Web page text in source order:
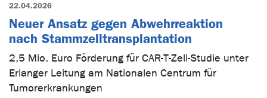
22.04.2026
Neuer Ansatz gegen Abwehrreaktion
nach Stammzelltransplantation
2,5 Mio. Euro Förderung für CAR-T-Zell-Studie unter
Erlanger Leitung am Nationalen Centrum für
Tumorerkrankungen